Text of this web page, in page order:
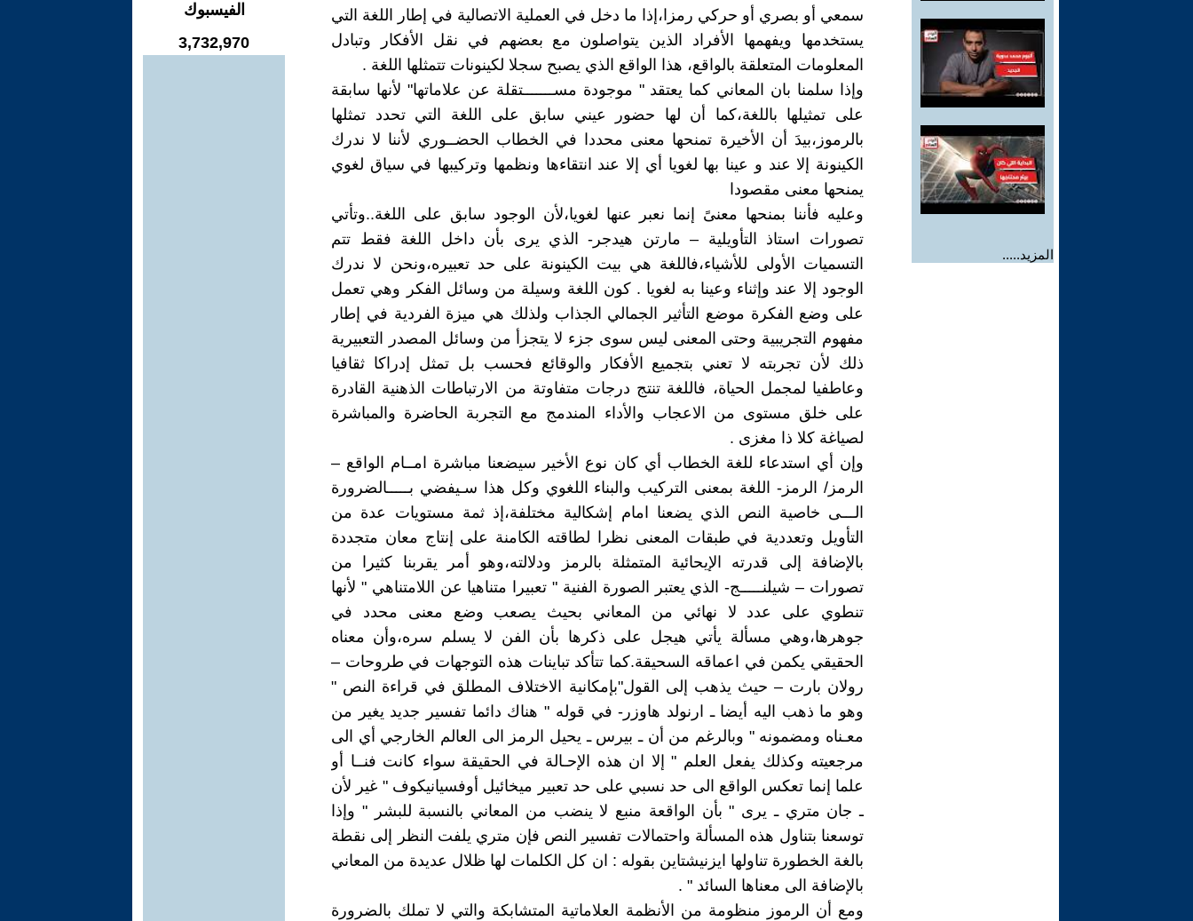
المزيد.....
سمعي أو بصري أو حركي رمزا،إذا ما دخل في العملية الاتصالية في إطار اللغة التي
يستخدمها ويفهمها الأفراد الذين يتواصلون مع بعضهم في نقل الأفكار وتبادل
المعلومات المتعلقة بالواقع، هذا الواقع الذي يصبح سجلا لكينونات تتمثلها اللغة .
وإذا سلمنا بان المعاني كما يعتقد " موجودة مســـــــتقلة عن علاماتها" لأنها سابقة
على تمثيلها باللغة،كما أن لها حضور عيني سابق على اللغة التي تحدد تمثلها
بالرموز،بيدَ أن الأخيرة تمنحها معنى محددا في الخطاب الحضــوري لأننا لا ندرك
الكينونة إلا عند و عينا بها لغويا أي إلا عند انتقاءها ونظمها وتركيبها في سياق لغوي
يمنحها معنى مقصودا
وعليه فأننا بمنحها معنىً إنما نعبر عنها لغويا،لأن الوجود سابق على اللغة..وتأتي
تصورات استاذ التأويلية – مارتن هيدجر- الذي يرى بأن داخل اللغة فقط تتم
التسميات الأولى للأشياء،فاللغة هي بيت الكينونة على حد تعبيره،ونحن لا ندرك
الوجود إلا عند وإثناء وعينا به لغويا . كون اللغة وسيلة من وسائل الفكر وهي تعمل
على وضع الفكرة موضع التأثير الجمالي الجذاب ولذلك هي ميزة الفردية في إطار
مفهوم التجريبية وحتى المعنى ليس سوى جزء لا يتجزأ من وسائل المصدر التعبيرية
ذلك لأن تجربته لا تعني بتجميع الأفكار والوقائع فحسب بل تمثل إدراكا ثقافيا
وعاطفيا لمجمل الحياة، فاللغة تنتج درجات متفاوتة من الارتباطات الذهنية القادرة
على خلق مستوى من الاعجاب والأداء المندمج مع التجربة الحاضرة والمباشرة
لصياغة كلا ذا مغزى .
وإن أي استدعاء للغة الخطاب أي كان نوع الأخير سيضعنا مباشرة امــام الواقع –
الرمز/ الرمز- اللغة بمعنى التركيب والبناء اللغوي وكل هذا سـيفضي بـــــالضرورة
الـــى خاصية النص الذي يضعنا امام إشكالية مختلفة،إذ ثمة مستويات عدة من
التأويل وتعددية في طبقات المعنى نظرا لطاقته الكامنة على إنتاج معان متجددة
بالإضافة إلى قدرته الإيحائية المتمثلة بالرمز ودلالته،وهو أمر يقربنا كثيرا من
تصورات – شيلنـــــج- الذي يعتبر الصورة الفنية " تعبيرا متناهيا عن اللامتناهي " لأنها
تنطوي على عدد لا نهائي من المعاني بحيث يصعب وضع معنى محدد في
جوهرها،وهي مسألة يأتي هيجل على ذكرها بأن الفن لا يسلم سره،وأن معناه
الحقيقي يكمن في اعماقه السحيقة.كما تتأكد تباينات هذه التوجهات في طروحات –
رولان بارت – حيث يذهب إلى القول"بإمكانية الاختلاف المطلق في قراءة النص "
وهو ما ذهب اليه أيضا ـ ارنولد هاوزر- في قوله " هناك دائما تفسير جديد يغير من
معـناه ومضمونه " وبالرغم من أن ـ بيرس ـ يحيل الرمز الى العالم الخارجي أي الى
مرجعيته وكذلك يفعل العلم " إلا ان هذه الإحـالة في الحقيقة سواء كانت فنــا أو
علما إنما تعكس الواقع الى حد نسبي على حد تعبير ميخائيل أوفسيانيكوف " غير لأن
ـ جان متري ـ يرى " بأن الواقعة منبع لا ينضب من المعاني بالنسبة للبشر " وإذا
توسعنا بتناول هذه المسألة واحتمالات تفسير النص فإن متري يلفت النظر إلى نقطة
بالغة الخطورة تناولها ايزنيشتاين بقوله : ان كل الكلمات لها ظلال عديدة من المعاني
بالإضافة الى معناها السائد " .
ومع أن الرموز منظومة من الأنظمة العلاماتية المتشابكة والتي لا تملك بالضرورة
الفيسبوك
3,732,970